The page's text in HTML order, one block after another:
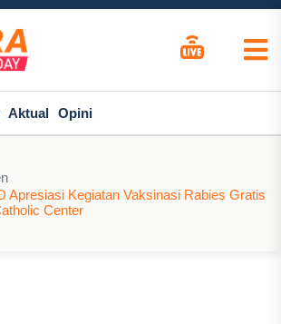
Aktual Opini
Apresiasi Kegiatan Vaksinasi Rabies Gratis
Center